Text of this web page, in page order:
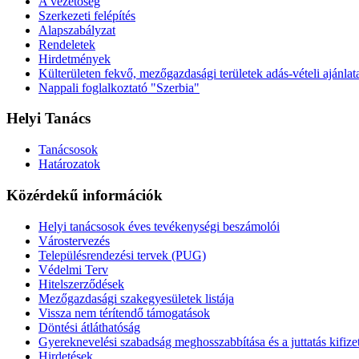
Szerkezeti felépítés
Alapszabályzat
Rendeletek
Hirdetmények
Külterületen fekvő, mezőgazdasági területek adás-vételi
Nappali foglalkoztató "Szerbia"
Helyi Tanács
Tanácsosok
Határozatok
Közérdekű információk
Helyi tanácsosok éves tevékenységi beszámolói
Várostervezés
Településrendezési tervek (PUG)
Védelmi Terv
Hitelszerződések
Mezőgazdasági szakegyesületek listája
Vissza nem térítendő támogatások
Döntési átláthatóság
Gyereknevelési szabadság meghosszabbítása és a juttatás
Hirdetések